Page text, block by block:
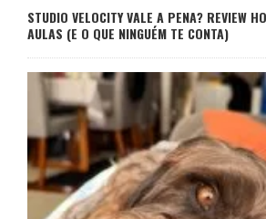
STUDIO VELOCITY VALE A PENA? REVIEW
AULAS (E O QUE NINGUÉM TE CONTA)